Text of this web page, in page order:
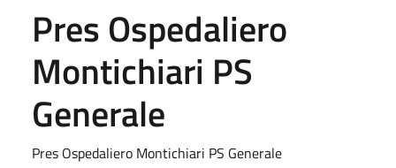
Pres Ospedaliero
Montichiari PS
Generale
Pres Ospedaliero Montichiari PS Generale